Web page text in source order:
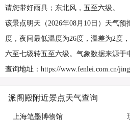
请您带好雨具；东北风，五至六级。
该景点明天（2026年08月10日）天气
度，夜间最低温度为26度，温差为2度
六至七级转五至六级。气象数据来源于
查询地址：https://www.fenlei.com.cn/
派阁殿附近景点天气查询
上海笔墨博物馆